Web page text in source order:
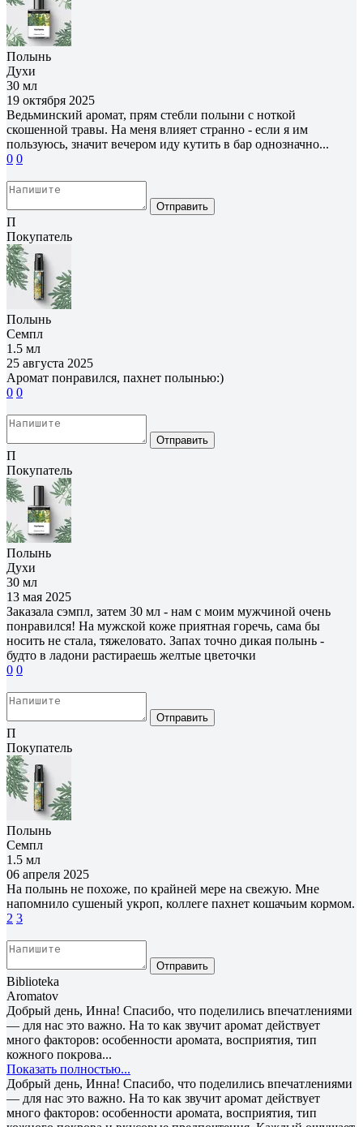
Полынь
Духи
30 мл
19 октября 2025
Ведьминский аромат, прям стебли полыни с ноткой
скошенной травы. На меня влияет странно - если я им
пользуюсь, значит вечером иду кутить в бар однозначно...
0 0
Отправить
П
Покупатель
Полынь
Семпл
1.5 мл
25 августа 2025
Аромат понравился, пахнет полынью:)
0 0
Отправить
П
Покупатель
Полынь
Духи
30 мл
13 мая 2025
Заказала сэмпл, затем 30 мл - нам с моим мужчиной очень
понравился! На мужской коже приятная горечь, сама бы
носить не стала, тяжеловато. Запах точно дикая полынь -
будто в ладони растираешь желтые цветочки
0 0
Отправить
П
Покупатель
Полынь
Семпл
1.5 мл
06 апреля 2025
На полынь не похоже, по крайней мере на свежую. Мне
напомнило сушеный укроп, коллеге пахнет кошачьим кормом.
2 3
Отправить
Biblioteka
Aromatov
Добрый день, Инна! Спасибо, что поделились впечатлениями
— для нас это важно. На то как звучит аромат действует
много факторов: особенности аромата, восприятия, тип
кожного покрова...
Показать полностью...
Добрый день, Инна! Спасибо, что поделились впечатлениями
— для нас это важно. На то как звучит аромат действует
много факторов: особенности аромата, восприятия, тип